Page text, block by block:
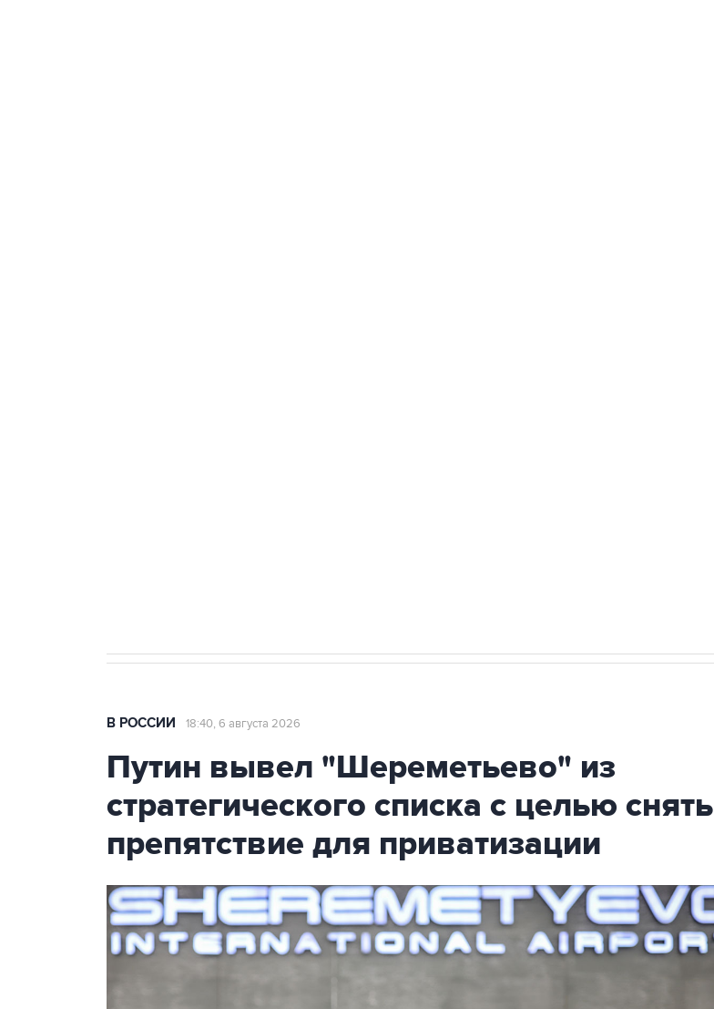
В РОССИИ 18:40, 6 августа 2026
Путин вывел "Шереметьево" из
стратегического списка с целью снять
препятствие для приватизации